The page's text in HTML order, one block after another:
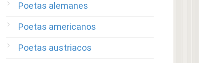
Poetas alemanes
Poetas americanos
Poetas austriacos